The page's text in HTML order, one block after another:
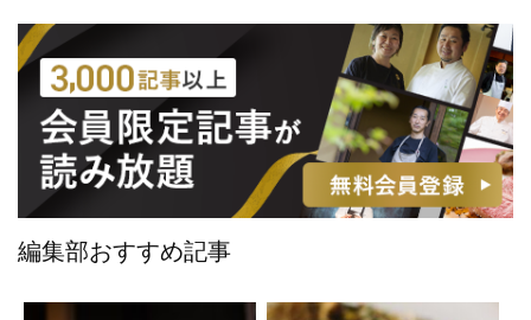
編集部おすすめ記事